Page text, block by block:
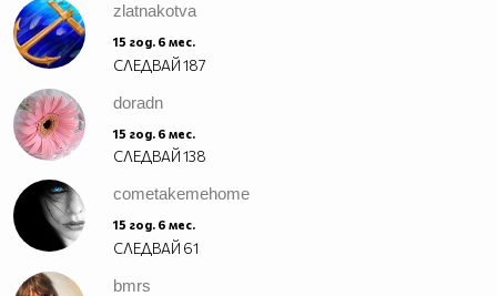
zlatnakotva
15 год. 6 мес.
СЛЕДВАЙ187
doradn
15 год. 6 мес.
СЛЕДВАЙ138
cometakemehome
15 год. 6 мес.
СЛЕДВАЙ 61
bmrs